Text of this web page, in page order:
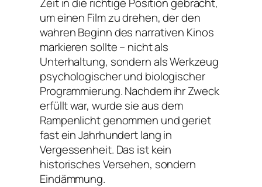
um einen Film zu drehen, der den
wahren Beginn des narrativen Kinos
markieren sollte – nicht als
Unterhaltung, sondern als Werkzeug
psychologischer und biologischer
Programmierung. Nachdem ihr Zweck
erfüllt war, wurde sie aus dem
Rampenlicht genommen und geriet
fast ein Jahrhundert lang in
Vergessenheit. Das ist kein
historisches Versehen, sondern
Eindämmung.